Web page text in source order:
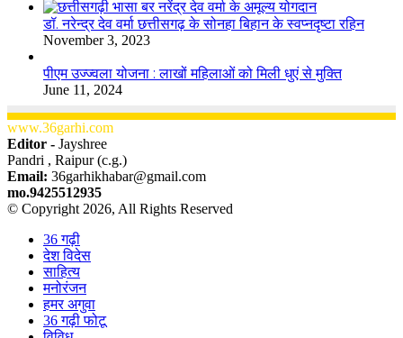
डॉ. नरेन्द्र देव वर्मा छत्तीसगढ़ के सोनहा बिहान के स्वप्नदृष्टा रहिन
November 3, 2023
पीएम उज्ज्वला योजना : लाखों महिलाओं को मिली धुएं से मुक्ति
June 11, 2024
www.36garhi.com
Editor - Jayshree
Pandri , Raipur (c.g.)
Email: 36garhikhabar@gmail.com
mo.9425512935
© Copyright 2026, All Rights Reserved
36 गढ़ी
देश विदेस
साहित्य
मनोरंजन
हमर अगुवा
36 गढ़ी फोटू